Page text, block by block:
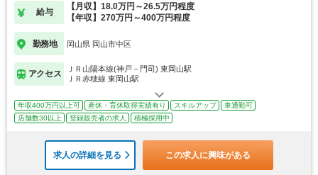
給与
【月収】18.0万円～26.5万円程度
【年収】270万円～400万円程度
勤務地 岡山県 岡山市中区
アクセス
ＪＲ山陽本線(神戸－門司) 東岡山駅
ＪＲ赤穂線 東岡山駅
年収400万円以上可 産休・育休取得実績有り スキルアップ
車通勤可
店舗数30以上
登録販売者の求人 積極採用中
求人の詳細を見る この求人に興味がある